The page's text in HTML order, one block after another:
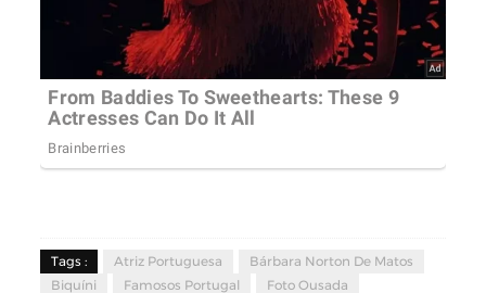
Tags : Atriz Portuguesa
Bárbara Norton De Matos
Biquíni
Famosos Portugal
Foto Ousada